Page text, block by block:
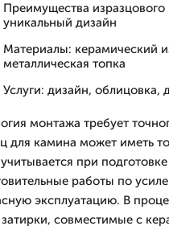
Преимущества изразцового
уникальный дизайн
Материалы: керамический
металлическая топка
Услуги: дизайн, облицовка,
монтажа требует
для камина может иметь
учитывается при
работы по
эксплуатацию. В
затирки, совместимые с